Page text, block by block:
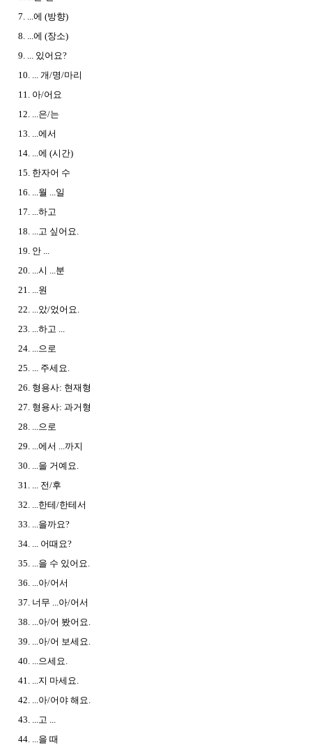
7. ...에 (방향)
8. ...에 (장소)
9. ... 있어요?
10. ... 개/명/마리
11. 아/어요
12. ...은/는
13. ...에서
14. ...에 (시간)
15. 한자어 수
16. ...월 ...일
17. ...하고
18. ...고 싶어요.
19. 안 ...
20. ...시 ...분
21. ...원
22. ...았/었어요.
23. ...하고 ...
24. ...으로
25. ... 주세요.
26. 형용사: 현재형
27. 형용사: 과거형
28. ...으로
29. ...에서 ...까지
30. ...을 거예요.
31. ... 전/후
32. ...한테/한테서
33. ...을까요?
34. ... 어때요?
35. ...을 수 있어요.
36. ...아/어서
37. 너무 ...아/어서
38. ...아/어 봤어요.
39. ...아/어 보세요.
40. ...으세요.
41. ...지 마세요.
42. ...아/어야 해요.
43. ...고 ...
44. ...을 때